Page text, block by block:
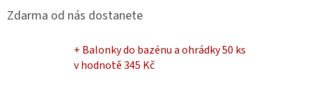
Zdarma od nás dostanete
+ Balonky do bazénu a ohrádky 50 ks
v hodnotě 345 Kč